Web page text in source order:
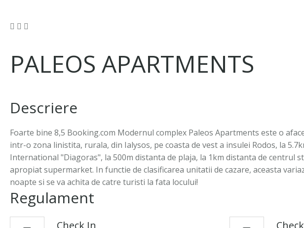
PALEOS APARTMENTS
Descriere
Foarte bine 8,5 Booking.com Modernul complex Paleos Apartments este o
intr-o zona linistita, rurala, din Ialysos, pe coasta de vest a insulei Rodos, la
International "Diagoras", la 500m distanta de plaja, la 1km distanta de centrul
apropiat supermarket. In functie de clasificarea unitatii de cazare, aceasta
noapte si se va achita de catre turisti la fata locului!
Regulament
Check In